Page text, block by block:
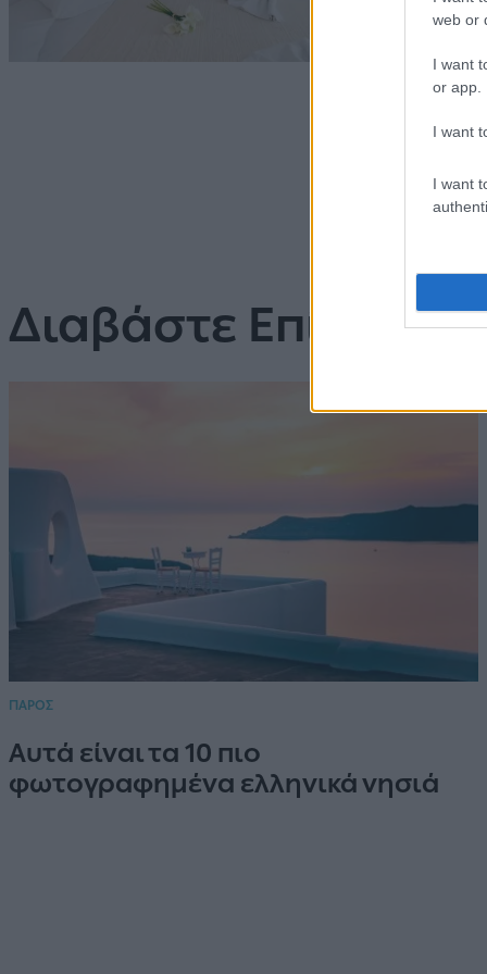
web or
I want
or app.
I want
I want
Διαβάστε Επίσης
ΠΑΡΟΣ
Αυτά είναι τα 10 πιο
φωτογραφημένα ελληνικά νησιά